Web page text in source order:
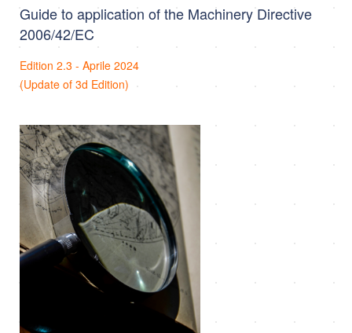
Guide to application of the Machinery Directive
2006/42/EC
Edition 2.3 - Aprile 2024
(Update of 3d Edition)